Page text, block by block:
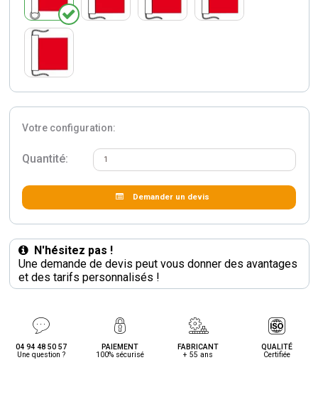
Votre configuration:
Quantité:
Demander un devis
N'hésitez pas !
Une demande de devis peut vous donner des avantages
et des tarifs personnalisés !
04 94 48 50 57
Une question ?
PAIEMENT
100% sécurisé
FABRICANT
+ 55 ans
QUALITÉ
Certifiée